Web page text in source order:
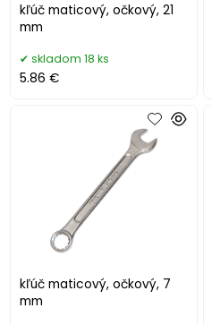
kľúč maticový, očkový, 21
mm
skladom 18 ks
5.86 €
kľúč maticový, očkový, 7
mm